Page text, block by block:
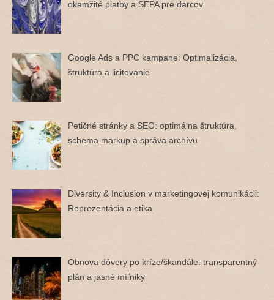
okamžité platby a SEPA pre darcov
Google Ads a PPC kampane: Optimalizácia,
štruktúra a licitovanie
Petičné stránky a SEO: optimálna štruktúra,
schema markup a správa archívu
Diversity & Inclusion v marketingovej komunikácii:
Reprezentácia a etika
Obnova dôvery po kríze/škandále: transparentný
plán a jasné míľniky